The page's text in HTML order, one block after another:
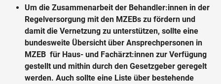
Um die Zusammenarbeit der Behandler:innen in der
Regelversorgung mit den MZEBs zu fördern und
damit die Vernetzung zu unterstützen, sollte eine
bundesweite Übersicht über Ansprechpersonen in
MZEB für Haus- und Fachärzt:innen zur Verfügung
gestellt und mithin durch den Gesetzgeber geregelt
werden. Auch sollte eine Liste über bestehende